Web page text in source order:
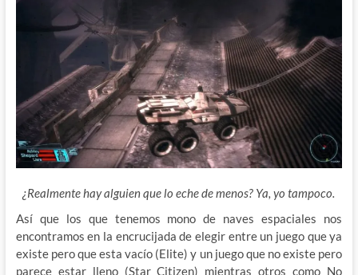
¿Realmente hay alguien que lo eche de menos? Ya, yo tampoco.
Así que los que tenemos mono de naves espaciales nos
encontramos en la encrucijada de elegir entre un juego que ya
existe pero que esta vacío (Elite) y un juego que no existe pero
parece estar lleno (Star Citizen) mientras otros como No